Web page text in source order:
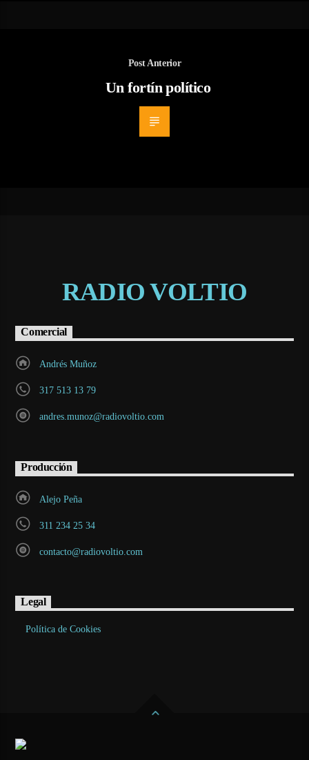
Post Anterior
Un fortín político
RADIO VOLTIO
Comercial
Andrés Muñoz
317 513 13 79
andres.munoz@radiovoltio.com
Producción
Alejo Peña
311 234 25 34
contacto@radiovoltio.com
Legal
Política de Cookies